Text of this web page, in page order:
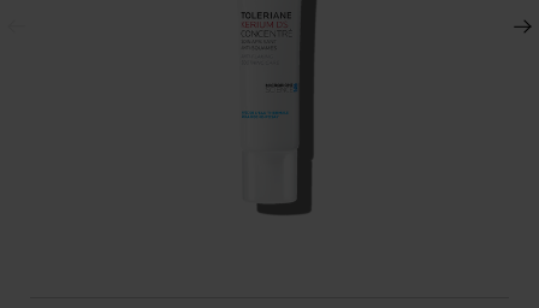
Ďalší panel